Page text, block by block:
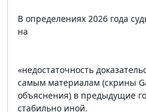
В определениях 2026 года
на
«недостаточность
самым материалам (скрины
объяснения) в предыдущие
стабильно иной.